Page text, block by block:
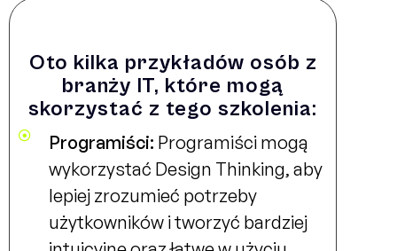
Oto kilka przykładów osób z
branży IT, które mogą
skorzystać z tego szkolenia:
Programiści: Programiści mogą
wykorzystać Design Thinking, aby
lepiej zrozumieć potrzeby
użytkowników i tworzyć bardziej